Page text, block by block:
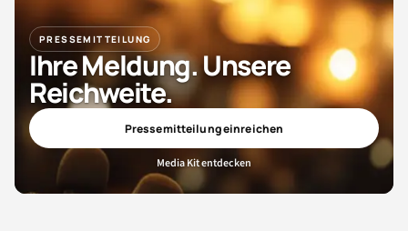
PRESSEMITTEILUNG
Ihre Meldung. Unsere
Reichweite.
Pressemitteilung einreichen
Media Kit entdecken